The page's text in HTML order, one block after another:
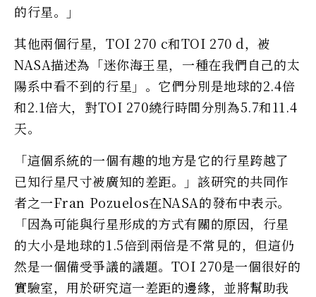
的行星。」
其他兩個行星，TOI 270 c和TOI 270 d，被
NASA描述為「迷你海王星，一種在我們自己的太
陽系中看不到的行星」。它們分別是地球的2.4倍
和2.1倍大，對TOI 270繞行時間分別為5.7和11.4
天。
「這個系統的一個有趣的地方是它的行星跨越了
已知行星尺寸被廣知的差距。」該研究的共同作
者之一Fran Pozuelos在NASA的發布中表示。
「因為可能與行星形成的方式有關的原因，行星
的大小是地球的1.5倍到兩倍是不常見的，但這仍
然是一個備受爭議的議題。TOI 270是一個很好的
實驗室，用於研究這一差距的邊緣，並將幫助我